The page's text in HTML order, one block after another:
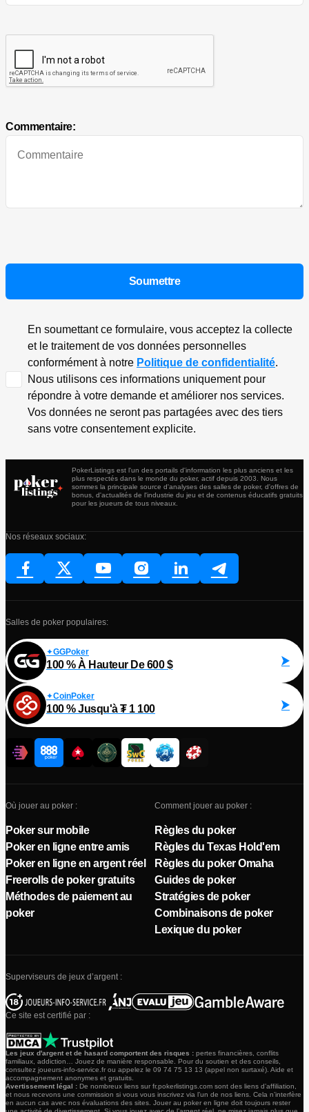
Commentaire:
En soumettant ce formulaire, vous acceptez la collecte
et le traitement de vos données personnelles
conformément à notre Politique de confidentialité.
Nous utilisons ces informations uniquement pour
répondre à votre demande et améliorer nos services.
Vos données ne seront pas partagées avec des tiers
sans votre consentement explicite.
PokerListings est l'un des portails d'information les plus anciens et les
plus respectés dans le monde du poker, actif depuis 2003. Nous
sommes la principale source d'analyses des salles de poker, d'offres de
bonus, d'actualités de l'industrie du jeu et de contenus éducatifs gratuits
pour les joueurs de tous niveaux.
Nos réseaux sociaux:
Salles de poker populaires:
GGPoker
100 % À Hauteur De 600 $
CoinPoker
100 % Jusqu'à ₮ 1 100
Où jouer au poker :
Poker sur mobile
Poker en ligne entre amis
Poker en ligne en argent réel
Freerolls de poker gratuits
Méthodes de paiement au
poker
Comment jouer au poker :
Règles du poker
Règles du Texas Hold'em
Règles du poker Omaha
Guides de poker
Stratégies de poker
Combinaisons de poker
Lexique du poker
Superviseurs de jeux d’argent :
Ce site est certifié par :
Les jeux d'argent et de hasard comportent des risques : pertes financières, conflits
familiaux, addiction… Jouez de manière responsable. Pour du soutien et des conseils,
consultez joueurs-info-service.fr ou appelez le 09 74 75 13 13 (appel non surtaxé). Aide et
accompagnement anonymes et gratuits.
Avertissement légal : De nombreux liens sur fr.pokerlistings.com sont des liens d’affiliation,
et nous recevons une commission si vous vous inscrivez via l’un de nos liens. Cela n’interfère
en aucun cas avec nos évaluations des sites. Jouer au poker en ligne doit toujours rester